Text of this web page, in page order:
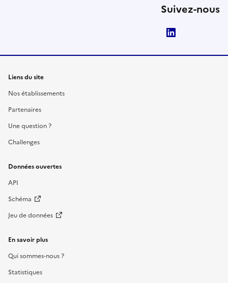
Suivez-nous
Liens du site
Nos établissements
Partenaires
Une question ?
Challenges
Données ouvertes
API
Schéma
Jeu de données
En savoir plus
Qui sommes-nous ?
Statistiques